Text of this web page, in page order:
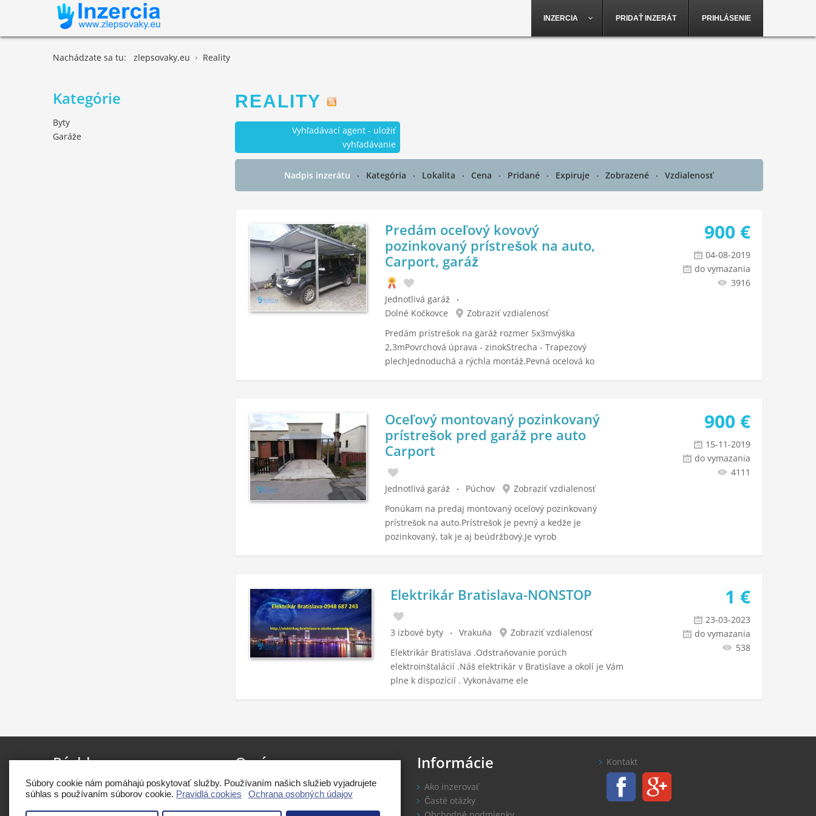
Súbory cookie nám pomáhajú poskytovať služby. Používaním našich služieb vyjadrujete
súhlas s používaním súborov cookie. Pravidlá cookies Ochrana osobných údajov
INZERCIA PRIDAŤ INZERÁT PRIHLÁSENIE
Nachádzate sa tu: zlepsovaky.eu Reality
REALITY
Vyhľadávací agent - uložiť
vyhľadávanie
Nadpis inzerátu Kategória Lokalita Cena Pridané Expiruje Zobrazené Vzdialenosť
Predám oceľový kovový
pozinkovaný prístrešok na auto,
Carport, garáž
Jednotlivá garáž
Dolné Kočkovce
Zobraziť vzdialenosť
Predám prístrešok na garáž rozmer 5x3mvýška
2,3mPovrchová úprava - zinokStrecha - Trapezový
plechJednoduchá a rýchla montáž.Pevná ocelová ko
900 €
04-08-2019
do vymazania
3916
Oceľový montovaný pozinkovaný
prístrešok pred garáž pre auto
Carport
Jednotlivá garáž Púchov
Zobraziť vzdialenosť
Ponúkam na predaj montovaný ocelový pozinkovaný
prístrešok na auto.Prístrešok je pevný a kedže je
pozinkovaný, tak je aj beúdržbový.Je vyrob
900 €
15-11-2019
do vymazania
4111
Elektrikár Bratislava-NONSTOP
3 izbové byty Vrakuňa
Zobraziť vzdialenosť
Elektrikár Bratislava .Odstraňovanie porúch
elektroinštalácií .Náš elektrikár v Bratislave a okolí je Vám
plne k dispozícií . Vykonávame ele
1 €
23-03-2023
do vymazania
538
Kategórie
Byty
Garáže
Rýchlemenu
Inzercia
Nákup kreditov
Onás
Zlepsovaky.euje inzertný portál s
inzerciou zadarmo.
Informácie
Ako inzerovať
Časté otázky
Kontakt